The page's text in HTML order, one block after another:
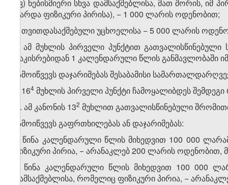
ა.ვ) ნებისმიერი სხვა დამსაქმებლისა, მათ შორის,
(გარდა ფიზიკური პირისა), − 1 000 ლარის ოდენობით;
ბ) თვითდასაქმებული უცხოელისა − 5 000 ლარის
2. ამ მუხლის პირველი პუნქტით
დაკისრებიდან 1 კალენდარული წლის განმავლობაში
გამოიწვევს დაჯარიმებას შესაბამისი
9. 16​4 მუხლის პირველი პუნქტი ჩამოყალიბდეს
„1. ამ კანონის 13​2 მუხლით გათვალისწინებული
გამოიწვევს გაფრთხილებას ან დაჯარიმებას:
ა) წინა კალენდარული წლის მიხედვით 100 000
ფიზიკური პირია, − არანაკლებ 200 ლარის ოდენობით,
ბ) წინა კალენდარული წლის მიხედვით 100 000
დამსაქმებლისა, რომელიც ფიზიკური პირია, −